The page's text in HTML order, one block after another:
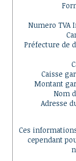
Numero TVA
Préfecture de
Caisse
Montant
Nom
Adresse
Ces
cependant